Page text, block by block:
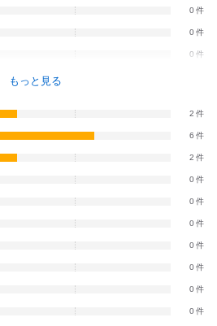
0
0
0
もっと見る
2
6
2
0
0
0
0
0
0
0